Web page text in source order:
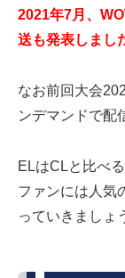
2021年7月、
送も発表しまし
なお前回大会
ンデマンドで配
ELはCLと比べ
ファンには人気
っていきましょ